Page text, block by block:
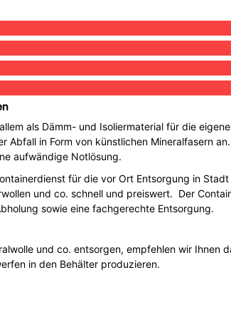
als Dämm- und Isoliermaterial für die
Abfall in Form von künstlichen Mineralfasern
aufwändige Notlösung.
für die vor Ort Entsorgung in
und co. schnell und preiswert. Der
sowie eine fachgerechte Entsorgung.
und co. entsorgen, empfehlen wir Ihnen
in den Behälter produzieren.